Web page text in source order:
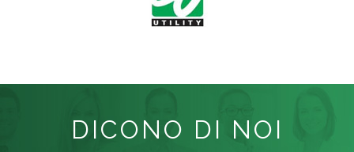
DICONO DI NOI